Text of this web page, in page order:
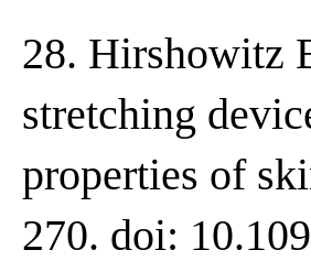
28. Hirshowitz
stretching
properties of
270. doi: